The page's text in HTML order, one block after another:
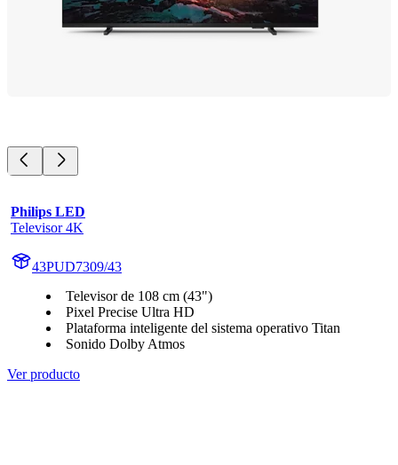
Philips LED
Televisor 4K
43PUD7309/43
Televisor de 108 cm (43")
Pixel Precise Ultra HD
Plataforma inteligente del sistema operativo Titan
Sonido Dolby Atmos
Ver producto